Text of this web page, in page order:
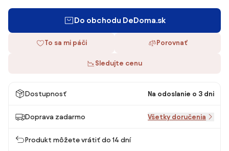
Do obchodu DeDoma.sk
To sa mi páči Porovnať
Sledujte cenu
Dostupnosť Na odoslanie o 3 dni
Doprava zadarmo Všetky doručenia
Produkt môžete vrátiť do 14 dní